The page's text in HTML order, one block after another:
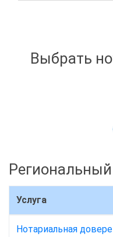
Выбрать
Услуга
Нотариальная